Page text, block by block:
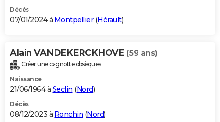
Décès
07/01/2024 à Montpellier(Hérault)
Alain VANDEKERCKHOVE (59 ans)
Créer une cagnotte obsèques
Naissance
21/06/1964 à Seclin (Nord)
Décès
08/12/2023 à Ronchin (Nord)